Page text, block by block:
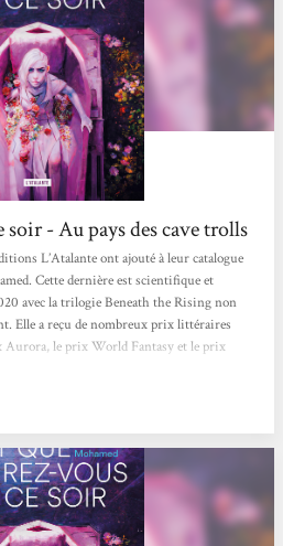
soir - Au pays des cave trolls
L’Atalante ont ajouté à leur catalogue
Cette dernière est scientifique et
avec la trilogie Beneath the Rising non
Elle a reçu de nombreux prix littéraires
Aurora, le prix World Fantasy et le prix
Ce court roman a reçu les prix Nebula et